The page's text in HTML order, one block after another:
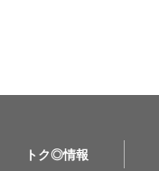
トク◎情報